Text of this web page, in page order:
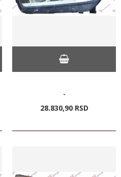
-
28.830,90 RSD